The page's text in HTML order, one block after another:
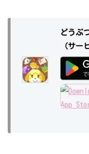
どうぶ
（サー